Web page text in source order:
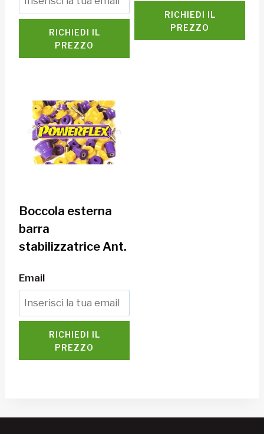
RICHIEDI IL
PREZZO
RICHIEDI IL
PREZZO
Boccola esterna
barra
stabilizzatrice Ant.
Email
RICHIEDI IL
PREZZO